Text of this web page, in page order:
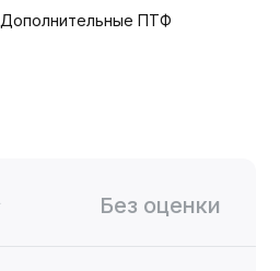
Дополнительные ПТФ
Без оценки